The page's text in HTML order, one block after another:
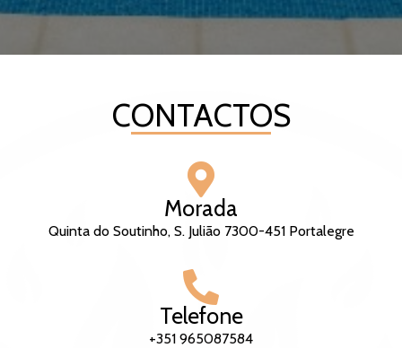
CONTACTOS
Morada
Quinta do Soutinho, S. Julião 7300-451 Portalegre
Telefone
+351 965087584